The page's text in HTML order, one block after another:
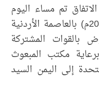
تم مساء اليوم
الخميس الموافق (14 مايو 2026م) بالعاصمة الأردنية
بالقوات المشتركة
مكتب المبعوث
إلى اليمن السيد